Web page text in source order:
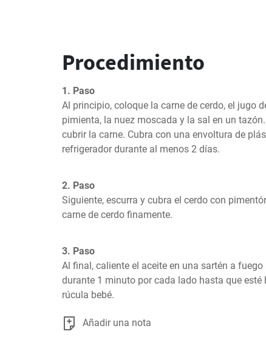
Procedimiento
1. Paso
Al principio, coloque la carne de cerdo, el jugo
pimienta, la nuez moscada y la sal en un
cubrir la carne. Cubra con una envoltura de
refrigerador durante al menos 2 días.
2. Paso
Siguiente, escurra y cubra el cerdo con
carne de cerdo finamente.
3. Paso
Al final, caliente el aceite en una sartén a
durante 1 minuto por cada lado hasta que esté
rúcula bebé.
Añadir una nota